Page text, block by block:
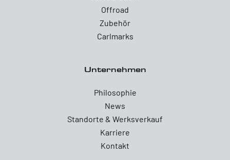
Offroad
Zubehör
Carlmarks
Unternehmen
Philosophie
News
Standorte & Werksverkauf
Karriere
Kontakt